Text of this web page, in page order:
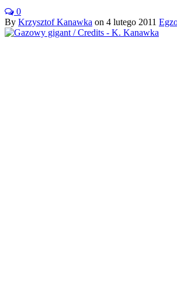
0
By Krzysztof Kanawka on 4 lutego 2011